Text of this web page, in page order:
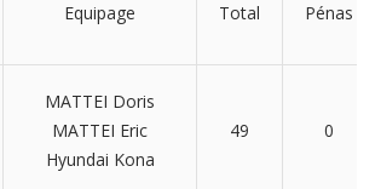
Equipage Total Pénas
MATTEI Doris
MATTEI Eric
Hyundai Kona
49 0